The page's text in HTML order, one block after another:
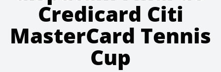
Credicard Citi
MasterCard Tennis
Cup